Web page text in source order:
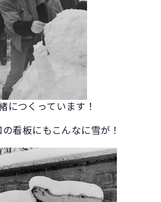
につくっています！
看板にもこんなに雪が！